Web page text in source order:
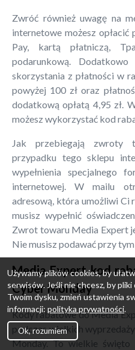
Zwróć również uwagę na
internetowe możesz
Pay, kartą płatniczą,
podarunkową.
skorzystania z płatności w
powyżej 100 zł oraz
dodatkową opłatą 4,95 zł.
możesz wykorzystać kod
Jak przebiegają zwroty
przypadku tego sklepu
wypełnienia specjalnego
internetowej. W mailu
adresową, która umożliwi Ci
musisz wypełnić
Zwrot towaru Media Expert
Nie musisz podawać przy
Media Expert kod
Cyber Monday
Kody rabatowe do Media
podczas wielkich
Monday. To wielkie
Używamy plików cookies, by
serwisów. Jeśli nie chcesz, by
Twoim dysku, zmień ustawienia
informacji: polityka prywatności.
Ok, rozumiem